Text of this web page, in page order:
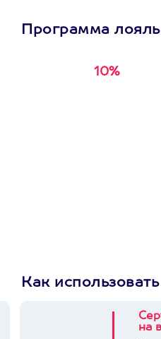
Программа
10%
Как
на